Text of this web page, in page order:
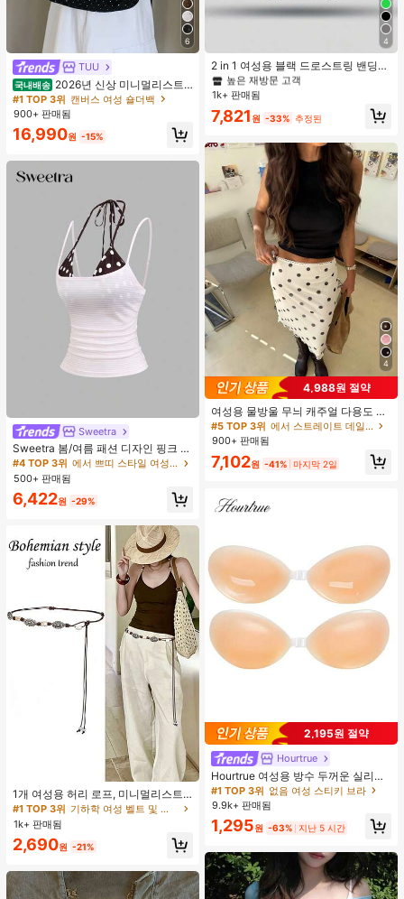
6
TUU
국내배송 2026년 신상 미니멀리스트
도트 캔버스 토트백, 대용량 캐주얼 다
용도 통근 숄더 핸드백
#1 TOP 3위 캔버스 여성 숄더백
900+ 판매됨
16,990원 -15%
Sweetra
Sweetra 봄/여름 패션 디자인 핑크 스
트라이프 브라운 폴카 도트 스파게티
스트랩 2 In 1 스위트 걸리시 비치 로
맨틱 휴가 스타일 여성용 캐미 탱크 탑
#4 TOP 3위
에서 쁘띠 스타일 여성 상의, 블라우스 & 티
500+ 판매됨
6,422원 -29%
1개 여성용 허리 로프, 미니멀리스트
보헤미안 패션 매듭 허리 벨트, 드레
스, 캐주얼 팬츠와 함께 일상 착용에
적합한 장식용 허리 액세서리
거의 매진!
#1 TOP 3위
기하학 여성 벨트 및 벨트 액세서리
거의 매진!
#1 TOP 3위
기하학 여성 벨트 및 벨트 액세서리
거의 매진!
#1 TOP 3위
1k+ 판매됨
2,690원 -21%
4
2 in 1 여성용 블랙 드로스트링 밴딩
허리 곡선 밑단 캐주얼 러닝 트레이닝
운동 반바지
#1 TOP 3위 여성 액티브 바텀
높은 재방문 고객
#1 TOP 3위 여성 액티브 바텀
높은 재방문 고객
#1 TOP 3위
높은 재방문 고객
1k+ 판매됨
7,821 원 -33% 추정된
4
4,988원 절약
여성용 물방울 무늬 캐주얼 다용도 데
이트 & 외출 A라인 스커트 봄
#5 TOP 3위
에서 스트레이트 데일리 스커트
900+ 판매됨
7,102원 -41% 마지막 2일
2,195원 절약
Hourtrue
Hourtrue 여성용 방수 두꺼운 실리콘
가슴 페탈, 작은 가슴 리프트업 & 푸시
인용, 웨딩 촬영 및 들러리용
#1 TOP 3위 없음 여성 스티키 브라
9.9k+ 판매됨
1,295원 -63% 지난 5 시간